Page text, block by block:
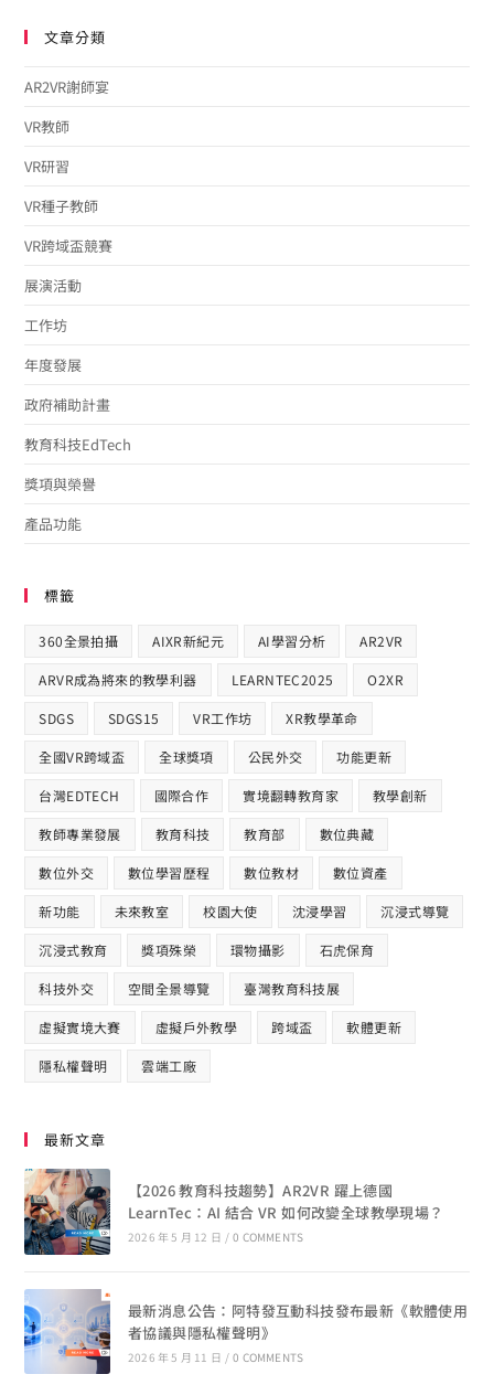
文章分類
AR2VR謝師宴
VR教師
VR研習
VR種子教師
VR跨域盃競賽
展演活動
工作坊
年度發展
政府補助計畫
教育科技EdTech
獎項與榮譽
產品功能
標籤
360全景拍攝 AIXR新紀元 AI學習分析 AR2VR
ARVR成為將來的教學利器 LEARNTEC2025 O2XR
SDGS SDGS15 VR工作坊 XR教學革命
全國VR跨域盃 全球獎項 公民外交 功能更新
台灣EDTECH 國際合作​ 實境翻轉教育家 教學創新
教師專業發展 教育科技 教育部 數位典藏
數位外交 數位學習歷程 數位教材 數位資產
新功能 未來教室 校園大使 沈浸學習 沉浸式導覽
沉浸式教育 獎項殊榮 環物攝影 石虎保育
科技外交 空間全景導覽 臺灣教育科技展
虛擬實境大賽 虛擬戶外教學 跨域盃 軟體更新
隱私權聲明 雲端工廠
最新文章
【2026 教育科技趨勢】AR2VR 躍上德國
LearnTec：AI 結合 VR 如何改變全球教學現場？
2026 年 5 月 12 日 / 0 COMMENTS
最新消息公告：阿特發互動科技發布最新《軟體使用
者協議與隱私權聲明》
2026 年 5 月 11 日 / 0 COMMENTS